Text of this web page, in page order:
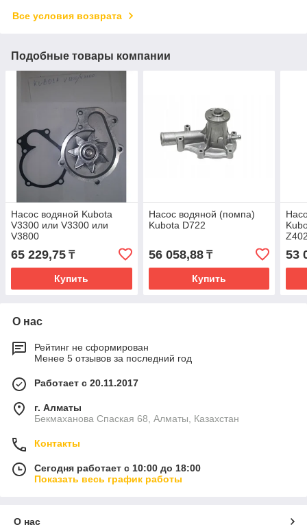
Все условия возврата
Подобные товары компании
Насос водяной Kubota
V3300 или V3300 или
V3800
65 229,75 ₸
Купить
Насос водяной (помпа)
Kubota D722
56 058,88₸
Купить
53
О нас
Рейтинг не сформирован
Менее 5 отзывов за последний год
Работает с 20.11.2017
г. Алматы
Бекмаханова Спаская 68, Алматы, Казахстан
Контакты
Сегодня работает с 10:00 до 18:00
Показать весь график работы
О нас